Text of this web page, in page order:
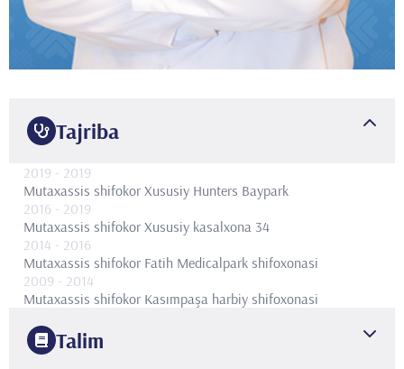
Tajriba
2019 - 2019
Mutaxassis shifokor Xususiy Hunters Baypark
2016 - 2019
Mutaxassis shifokor Xususiy kasalxona 34
2014 - 2016
Mutaxassis shifokor Fatih Medicalpark shifoxonasi
2009 - 2014
Mutaxassis shifokor Kasımpaşa harbiy shifoxonasi
Talim